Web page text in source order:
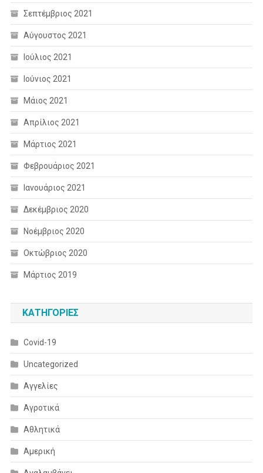
Σεπτέμβριος 2021
Αύγουστος 2021
Ιούλιος 2021
Ιούνιος 2021
Μάιος 2021
Απρίλιος 2021
Μάρτιος 2021
Φεβρουάριος 2021
Ιανουάριος 2021
Δεκέμβριος 2020
Νοέμβριος 2020
Οκτώβριος 2020
Μάρτιος 2019
KΑΤΗΓΟΡΊΕΣ
Covid-19
Uncategorized
Αγγελίες
Αγροτικά
Αθλητικά
Αμερική